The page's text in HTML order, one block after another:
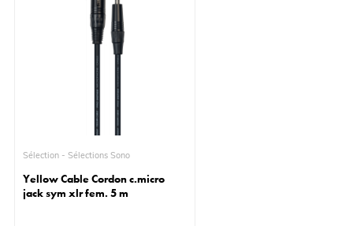
Sélection - Sélections Sono
Yellow Cable Cordon c.micro
jack sym xlr fem. 5 m